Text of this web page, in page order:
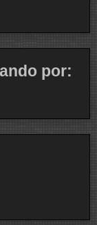
por: